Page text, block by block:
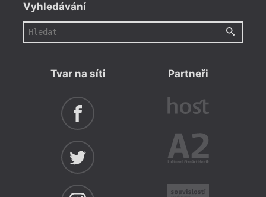
Vyhledávání
Tvar na síti Partneři